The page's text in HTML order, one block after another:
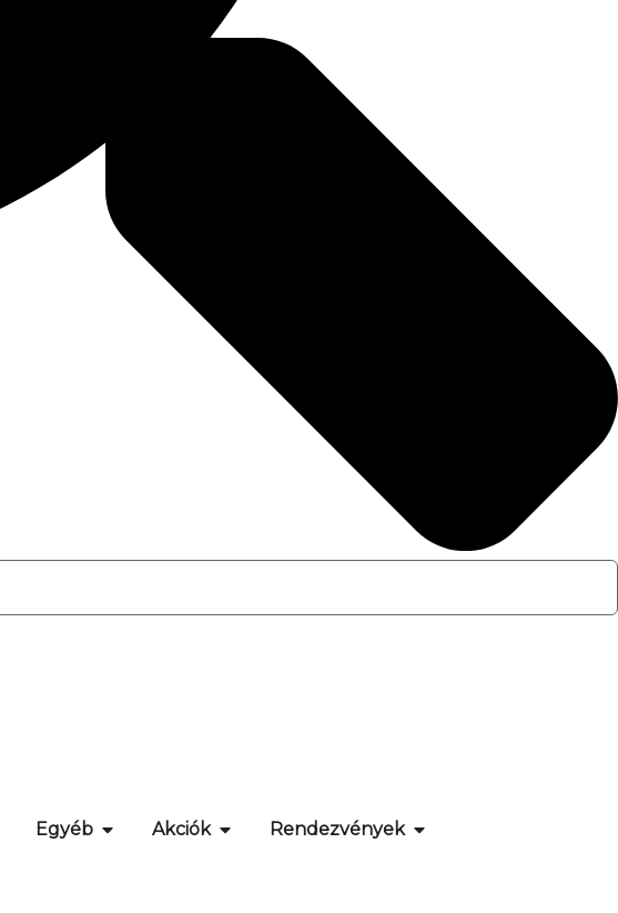
Egyéb Akciók Rendezvények